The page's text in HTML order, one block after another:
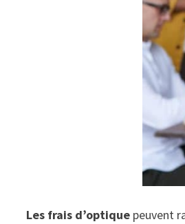
Les frais d’optique peuvent